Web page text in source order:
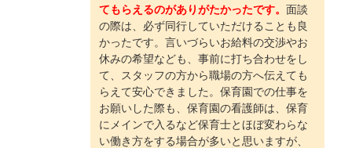
てもらえるのがありがたかったです。 面談
の際は、必ず同行していただけることも良
かったです。言いづらいお給料の交渉やお
休みの希望なども、事前に打ち合わせをし
て、スタッフの方から職場の方へ伝えても
らえて安心できました。保育園での仕事を
お願いした際も、保育園の看護師は、保育
にメインで入るなど保育士とほぼ変わらな
い働き方をする場合が多いと思いますが、